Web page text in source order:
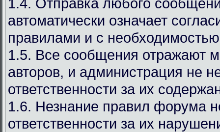
автоматически означает
правилами и с
1.5. Все сообщения отражают
авторов, и администрация не
ответственности за их
1.6. Незнание правил форума
ответственности за их